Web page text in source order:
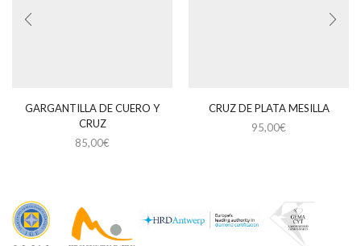
GARGANTILLA DE CUERO Y
CRUZ
85,00€
CRUZ DE PLATA MESILLA
95,00€